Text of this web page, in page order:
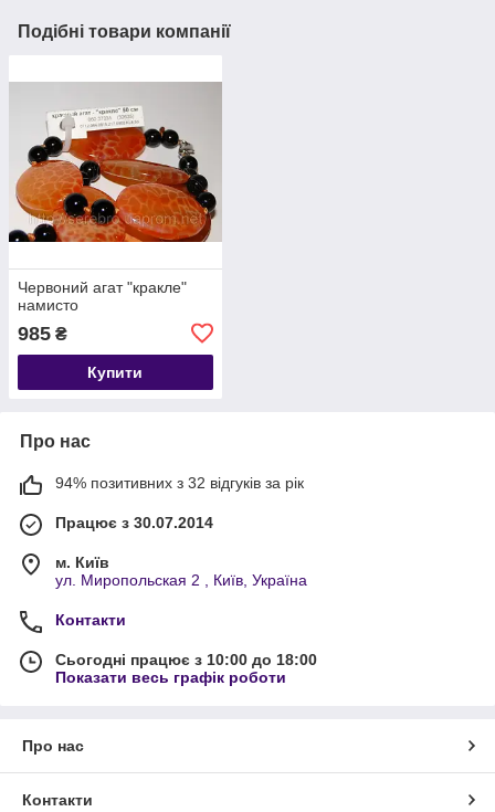
Подібні товари компанії
Червоний агат "кракле"
намисто
985 ₴
Купити
Про нас
94% позитивних з 32 відгуків за рік
Працює з 30.07.2014
м. Київ
ул. Миропольская 2 , Київ, Україна
Контакти
Сьогодні працює з 10:00 до 18:00
Показати весь графік роботи
Про нас
Контакти